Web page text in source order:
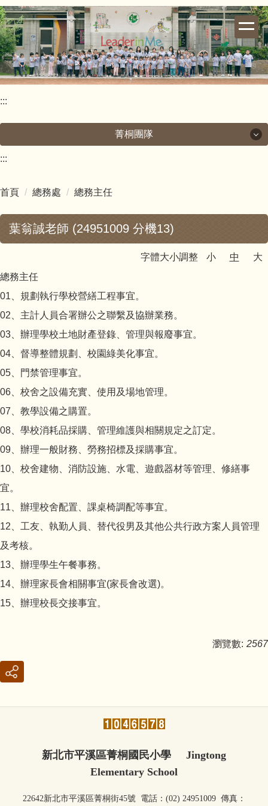
跳
到
主
要
內
容
:::
菁桐團隊
校長室
教導處
輔導室
人事室
幼兒園
:::
首頁 總務處 總務主任
葉翁誠老師 (24951009 分機13)
字體大小調整 小 中
大
總務主任
01、規劃執行學校營繕工程事宜。
02、主計人員合署辦公之聯繫及協辦業務。
03、辦理學校土地財產登錄、管理與報廢事宜。
04、督導整體規劃、校園綠美化事宜。
05、門禁管理事宜。
06、校舍之設備充實、使用及場地管理。
07、教學設備之購置。
08、學校消耗品採購、管理維護與相關規定之訂定。
09、辦理一般財務、勞務招標及採購事宜。
10、校舍建物、消防設施、水電、遊戲器材等管理、修繕事
宜。
11、辦理校舍配置、課桌椅調配等事宜。
12、工友、執勤人員、替代役男及其他公共行政方案人員管理
及考核。
13、辦理學生午餐事務。
14、辦理家長會相關事宜(家長會改選)。
15、辦理校長交接事宜。
瀏覽數: 2567
新北市平溪區菁桐國民小學 Jingtong
Elementary School
22642新北市平溪區菁桐街45號 電話：(02) 24951009 傳真：